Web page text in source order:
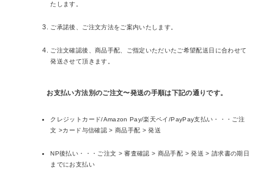
たします。
ご承諾後、ご注文方法をご案内いたします。
ご注文確認後、商品手配、ご指定いただいたご希望配送日に合わせて
発送させて頂きます。
お支払い方法別のご注文〜発送の手順は下記の通りです。
クレジットカード/Amazon Pay/楽天ペイ/PayPay支払い・・・ご注
文 >カード与信確認 > 商品手配 > 発送
NP後払い・・・ご注文 > 審査確認 > 商品手配 > 発送 > 請求書の期日
までにお支払い